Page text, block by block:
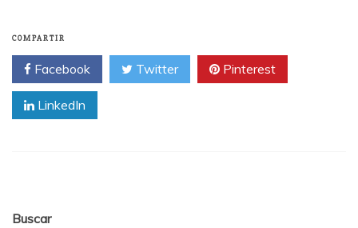
COMPARTIR
Facebook Twitter Pinterest
LinkedIn
Buscar